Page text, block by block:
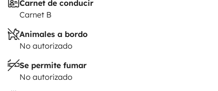
Carnet de conducir
Carnet B
Animales a bordo
No autorizado
Se permite fumar
No autorizado